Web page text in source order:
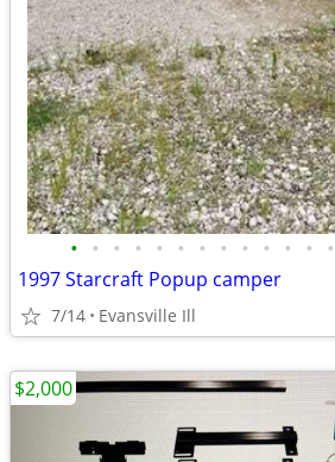
• • • • • • • • • • • • •
1997 Starcraft Popup camper
7/14 Evansville Ill
$2,000